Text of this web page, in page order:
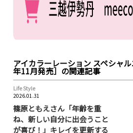
アイカラーレーション スペシャ
年11月発売］の関連記事
Life Style
2026.01.31
篠原ともえさん「年齢を重
ね、新しい自分に出会うこと
が喜び！」キレイを更新する